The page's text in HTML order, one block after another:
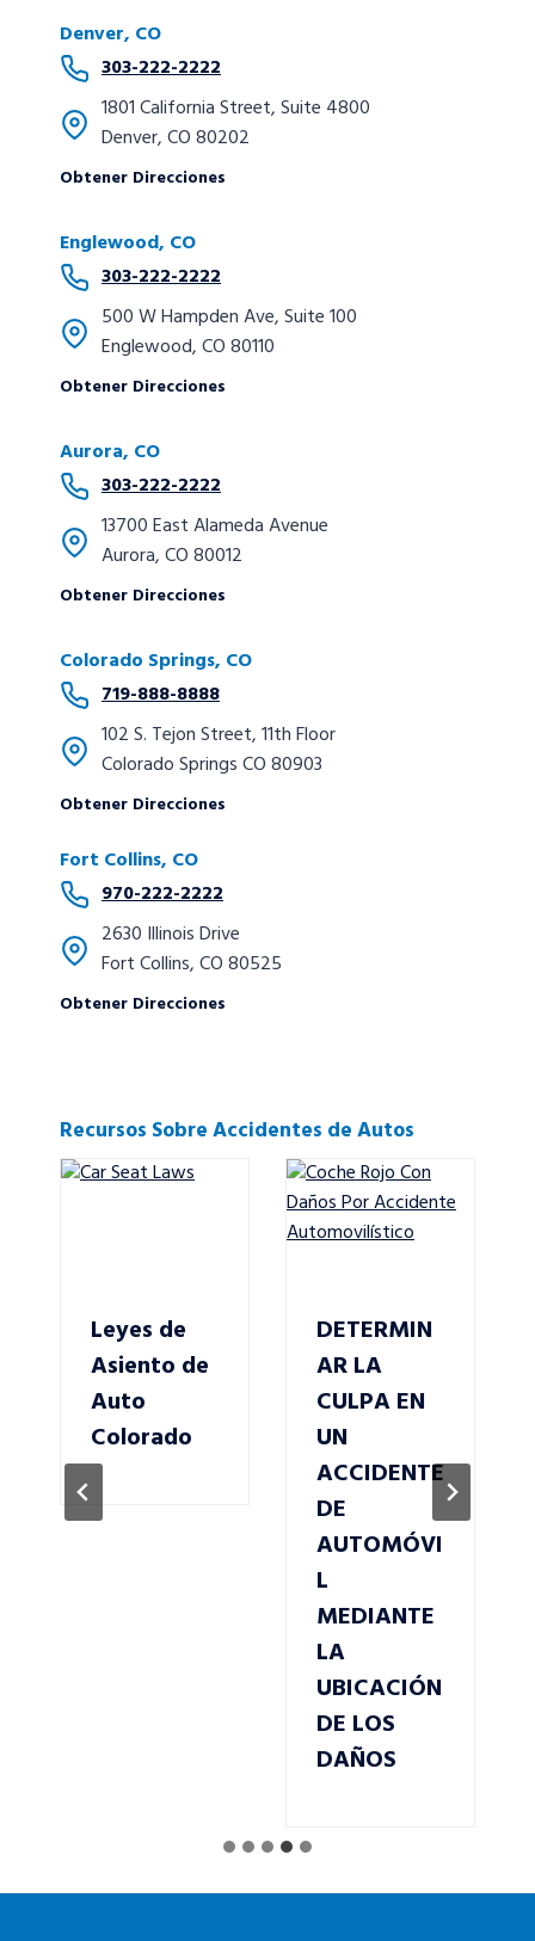
Denver, CO
303-222-2222
1801 California Street, Suite 4800
Denver, CO 80202
Obtener Direcciones
Englewood, CO
303-222-2222
500 W Hampden Ave, Suite 100
Englewood, CO 80110
Obtener Direcciones
Aurora, CO
303-222-2222
13700 East Alameda Avenue
Aurora, CO 80012
Obtener Direcciones
Colorado Springs, CO
719-888-8888
102 S. Tejon Street, 11th Floor
Colorado Springs CO 80903
Obtener Direcciones
Fort Collins, CO
970-222-2222
2630 Illinois Drive
Fort Collins, CO 80525
Obtener Direcciones
Recursos Sobre Accidentes de Autos
Leyes de
Asiento de
Auto
Colorado
DETERMIN
AR LA
CULPA EN
UN
ACCIDENTE
DE
AUTOMÓVI
L
MEDIANTE
LA
UBICACIÓN
DE LOS
DAÑOS